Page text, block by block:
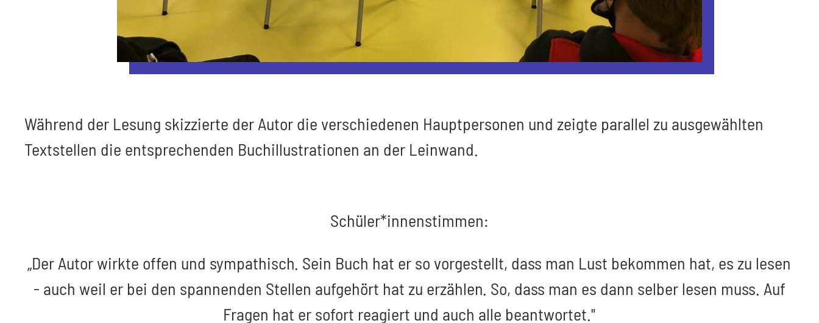
Während der Lesung skizzierte der Autor die verschiedenen Hauptpersonen und zeigte parallel zu ausgewählten
Textstellen die entsprechenden Buchillustrationen an der Leinwand.
Schüler*innenstimmen:
„Der Autor wirkte offen und sympathisch. Sein Buch hat er so vorgestellt, dass man Lust bekommen hat, es zu lesen
- auch weil er bei den spannenden Stellen aufgehört hat zu erzählen. So, dass man es dann selber lesen muss. Auf
Fragen hat er sofort reagiert und auch alle beantwortet."